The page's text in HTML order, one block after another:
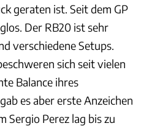
geraten ist. Seit dem GP
Der RB20 ist sehr
verschiedene Setups.
sich seit vielen
Balance ihres
es aber erste Anzeichen
Sergio Perez lag bis zu